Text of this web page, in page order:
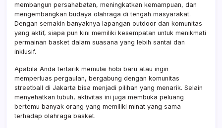
membangun persahabatan, meningkatkan kemampuan, dan
mengembangkan budaya olahraga di tengah masyarakat.
Dengan semakin banyaknya lapangan outdoor dan komunitas
yang aktif, siapa pun kini memiliki kesempatan untuk menikmati
permainan basket dalam suasana yang lebih santai dan
inklusif.
Apabila Anda tertarik memulai hobi baru atau ingin
memperluas pergaulan, bergabung dengan komunitas
streetball di Jakarta bisa menjadi pilihan yang menarik. Selain
menyehatkan tubuh, aktivitas ini juga membuka peluang
bertemu banyak orang yang memiliki minat yang sama
terhadap olahraga basket.